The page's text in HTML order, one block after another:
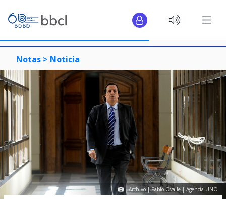
Notas > Noticia
Archivo | Pablo Ovalle | Agencia UNO